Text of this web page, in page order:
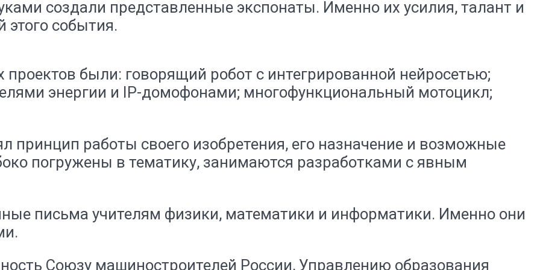
создали представленные экспонаты. Именно их усилия, талант и
этого события.
были: говорящий робот с интегрированной нейросетью;
энергии и IP-домофонами; многофункциональный мотоцикл;
принцип работы своего изобретения, его назначение и возможные
погружены в тематику, занимаются разработками с явным
письма учителям физики, математики и информатики. Именно они
Союзу машиностроителей России, Управлению образования